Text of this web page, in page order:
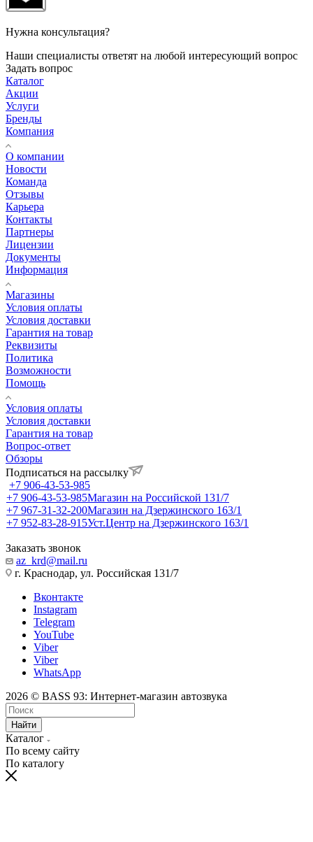
Нужна консультация?
Наши специалисты ответят на любой интересующий вопрос
Задать вопрос
Каталог
Акции
Услуги
Бренды
Компания
О компании
Новости
Команда
Отзывы
Карьера
Контакты
Партнеры
Лицензии
Документы
Информация
Магазины
Условия оплаты
Условия доставки
Гарантия на товар
Реквизиты
Политика
Возможности
Помощь
Условия оплаты
Условия доставки
Гарантия на товар
Вопрос-ответ
Обзоры
Подписаться на рассылку
+7 906-43-53-985
+7 906-43-53-985Магазин на Российской 131/7
+7 967-31-32-200Магазин на Дзержинского 163/1
+7 952-83-28-915Уст.Центр на Дзержинского 163/1
Заказать звонок
az_krd@mail.ru
г. Краснодар, ул. Российская 131/7
Вконтакте
Instagram
Telegram
YouTube
Viber
Viber
WhatsApp
2026 © BASS 93: Интернет-магазин автозвука
Найти
Каталог
По всему сайту
По каталогу